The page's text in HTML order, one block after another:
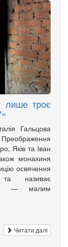
лише троє
Гальцова
Яків та Іван
монахиня
освячення
та називає
— малим
Читати далі